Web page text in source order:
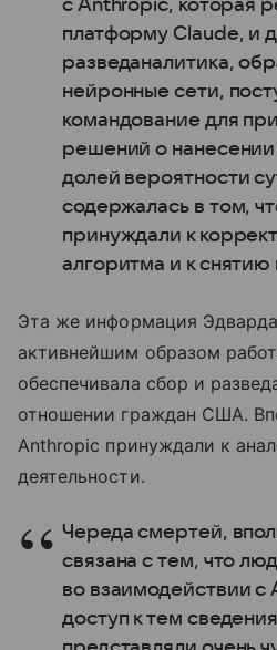
с Anthropic, которая
платформу Claude, и
разведаналитика,
нейронные сети,
командование для
решений о
долей вероятности
содержалась в том,
принуждали к
алгоритма и к снятию
Эта же информация
активнейшим образом
обеспечивала сбор и
отношении граждан США.
Anthropic принуждали к
деятельности.
Череда смертей,
связана с тем, что
во взаимодействии с
доступ к тем